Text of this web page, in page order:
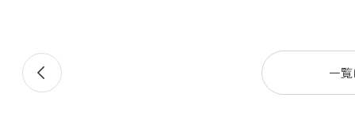
前
の
一